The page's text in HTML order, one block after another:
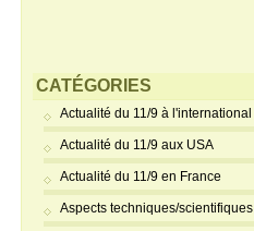
CATÉGORIES
Actualité du 11/9 à l'international
Actualité du 11/9 aux USA
Actualité du 11/9 en France
Aspects techniques/scientifiques